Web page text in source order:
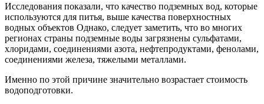
Исследования показали, что качество подземных вод, которые
используются для питья, выше качества поверхностных
водных объектов Однако, следует заметить, что во многих
регионах страны подземные воды загрязнены сульфатами,
хлоридами, соединениями азота, нефтепродуктами, фенолами,
соединениями железа, тяжелыми металлами.
Именно по этой причине значительно возрастает стоимость
водоподготовки.